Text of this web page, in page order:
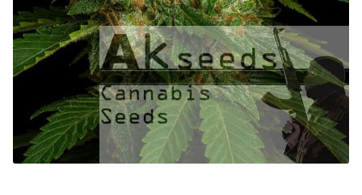
Półautomaty Outdoor
Automaty XXL
Pełnosezonowe XXL
Szybkie Automaty